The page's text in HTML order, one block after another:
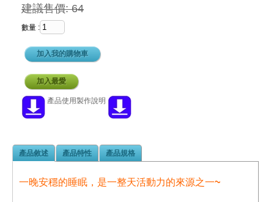
建議售價: 64
數量 :
加入我的購物車
加入最愛
產品使用製作說明
產品敘述 產品特性 產品規格
一晚安穩的睡眠，是一整天活動力的來源之一~